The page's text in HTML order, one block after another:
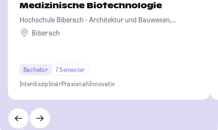
Medizinische Biotechnologie
Hochschule Biberach - Architektur und Bauwesen,
Betriebswirtschaft und Biotechnologie
Biberach
Bachelor
7 Semester
InterdisziplinärPraxisnahInnovativ